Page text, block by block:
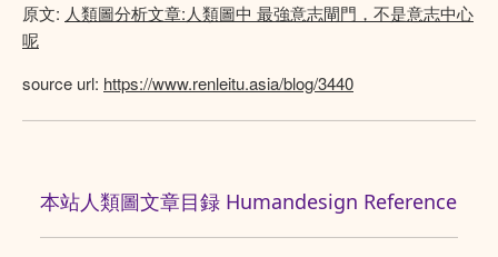
原文: 人類圖分析文章:人類圖中 最強意志閘門，不是意志中心
呢
source url: https://www.renleitu.asia/blog/3440
本站人類圖文章目録 Humandesign Reference